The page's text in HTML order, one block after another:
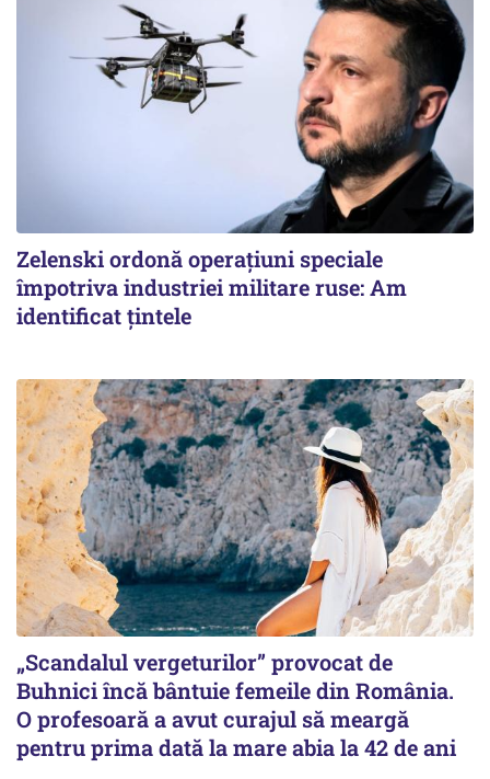
Zelenski ordonă operațiuni speciale
împotriva industriei militare ruse: Am
identificat țintele
„Scandalul vergeturilor” provocat de
Buhnici încă bântuie femeile din România.
O profesoară a avut curajul să meargă
pentru prima dată la mare abia la 42 de ani